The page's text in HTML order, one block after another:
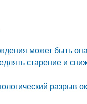
может быть
старение и
разрыв